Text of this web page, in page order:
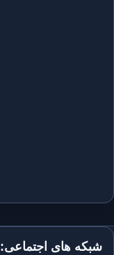
شبکه های اجتماعی: